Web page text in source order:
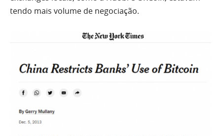
tendo mais volume de negociação.